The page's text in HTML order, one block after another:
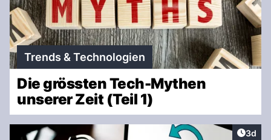
Trends & Technologien
Die grössten Tech-Mythen
unserer Zeit (Teil 1)
3d